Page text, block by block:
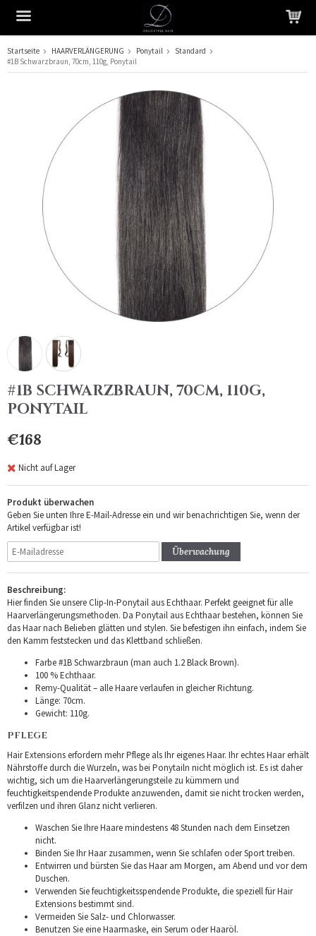
Das Produkt wurde in Ihren Warenkorb gelegt
Startseite HAARVERLÄNGERUNG Ponytail
Standard
#1B Schwarzbraun, 70cm, 110g, Ponytail
#1B SCHWARZBRAUN, 70CM, 110G,
PONYTAIL
€168
Nicht auf Lager
Produkt überwachen
Geben Sie unten Ihre E-Mail-Adresse ein und wir benachrichtigen Sie, wenn der
Artikel verfügbar ist!
Überwachung
Beschreibung:
Hier finden Sie unsere Clip-In-Ponytail aus Echthaar. Perfekt geeignet für alle
Haarverlängerungsmethoden. Da Ponytail aus Echthaar bestehen, können Sie
das Haar nach Belieben glätten und stylen. Sie befestigen ihn einfach, indem Sie
den Kamm feststecken und das Klettband schließen.
Farbe #1B Schwarzbraun (man auch 1.2 Black Brown).
100 % Echthaar.
Remy-Qualität – alle Haare verlaufen in gleicher Richtung.
Länge: 70cm.
Gewicht: 110g.
PFLEGE
Hair Extensions erfordern mehr Pflege als Ihr eigenes Haar. Ihr echtes Haar erhält
Nährstoffe durch die Wurzeln, was bei Ponytailn nicht möglich ist. Es ist daher
wichtig, sich um die Haarverlängerungsteile zu kümmern und
feuchtigkeitspendende Produkte anzuwenden, damit sie nicht trocken werden,
verfilzen und ihren Glanz nicht verlieren.
Waschen Sie Ihre Haare mindestens 48 Stunden nach dem Einsetzen
nicht.
Binden Sie Ihr Haar zusammen, wenn Sie schlafen oder Sport treiben.
Entwirren und bürsten Sie das Haar am Morgen, am Abend und vor dem
Duschen.
Verwenden Sie feuchtigkeitsspendende Produkte, die speziell für Hair
Extensions bestimmt sind.
Vermeiden Sie Salz- und Chlorwasser.
Benutzen Sie eine Haarmaske, ein Serum oder Haaröl.